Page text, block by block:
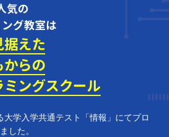
気の
グ教室は
えた
らの
ングスクール
大学入学共通テスト「情報」にてプロ
した。